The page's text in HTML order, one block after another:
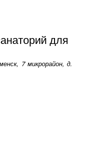
для
7 микрорайон, д.